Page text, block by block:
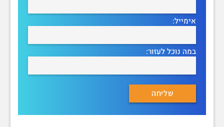
אימייל:
במה נוכל לעזור: